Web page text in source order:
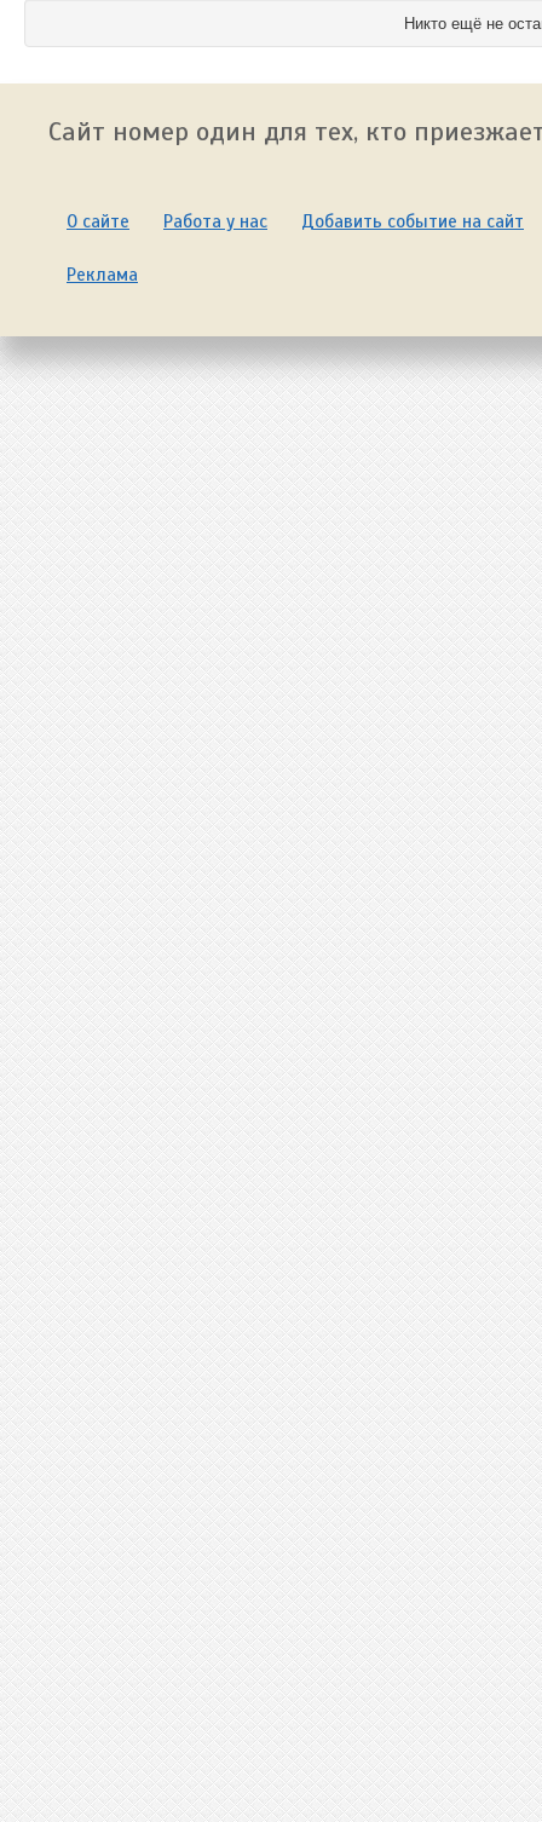
Никто ещё не
Сайт номер один для тех, кто
О сайте Работа у нас Добавить событие на сайт
Реклама